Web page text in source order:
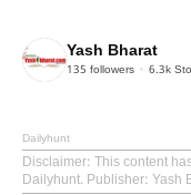
Yash Bharat
135 followers 6.3k
Dailyhunt
Disclaimer: This content
Dailyhunt. Publisher: Yash